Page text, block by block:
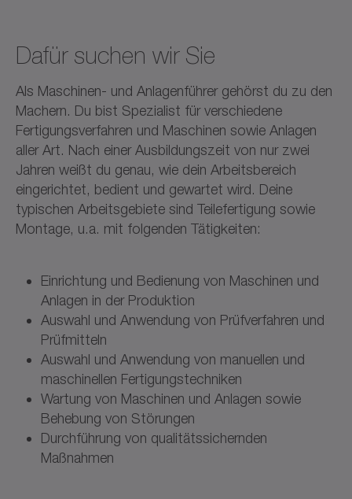
Dafür suchen wir Sie
Als Maschinen- und Anlagenführer gehörst du zu den
Machern. Du bist Spezialist für verschiedene
Fertigungsverfahren und Maschinen sowie Anlagen
aller Art. Nach einer Ausbildungszeit von nur zwei
Jahren weißt du genau, wie dein Arbeitsbereich
eingerichtet, bedient und gewartet wird. Deine
typischen Arbeitsgebiete sind Teilefertigung sowie
Montage, u.a. mit folgenden Tätigkeiten:
Einrichtung und Bedienung von Maschinen und
Anlagen in der Produktion
Auswahl und Anwendung von Prüfverfahren und
Prüfmitteln
Auswahl und Anwendung von manuellen und
maschinellen Fertigungstechniken
Wartung von Maschinen und Anlagen sowie
Behebung von Störungen
Durchführung von qualitätssichernden
Maßnahmen